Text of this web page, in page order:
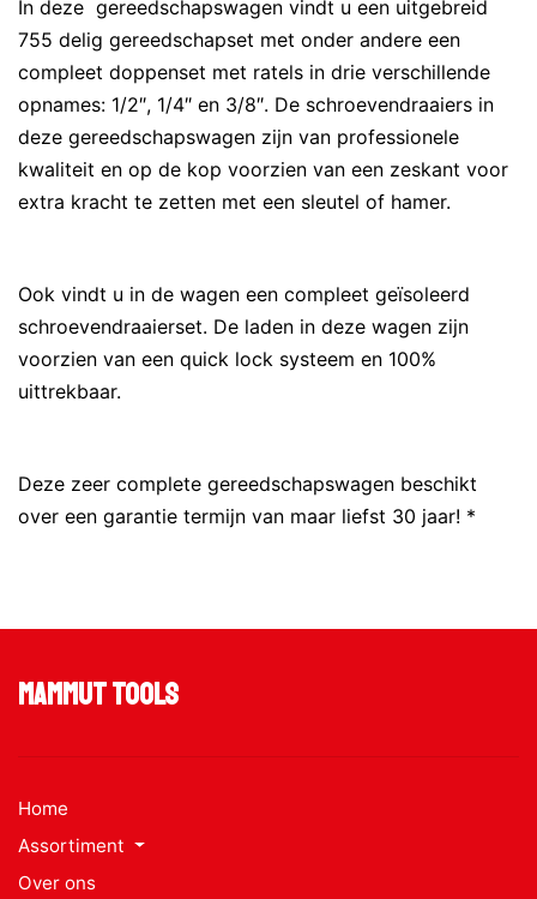
In deze gereedschapswagen vindt u een uitgebreid
755 delig gereedschapset met onder andere een
compleet doppenset met ratels in drie verschillende
opnames: 1/2″, 1/4″ en 3/8″. De schroevendraaiers in
deze gereedschapswagen zijn van professionele
kwaliteit en op de kop voorzien van een zeskant voor
extra kracht te zetten met een sleutel of hamer.
Ook vindt u in de wagen een compleet geïsoleerd
schroevendraaierset. De laden in deze wagen zijn
voorzien van een quick lock systeem en 100%
uittrekbaar.
Deze zeer complete gereedschapswagen beschikt
over een garantie termijn van maar liefst 30 jaar! *
Mammut Tools
Home
Assortiment
Over ons